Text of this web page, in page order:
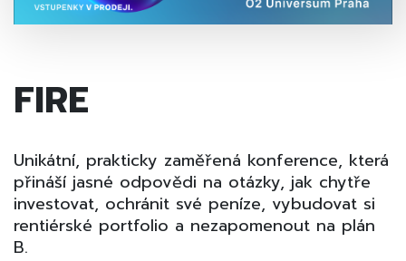
FIRE
Unikátní, prakticky zaměřená konference, která
přináší jasné odpovědi na otázky, jak chytře
investovat, ochránit své peníze, vybudovat si
rentiérské portfolio a nezapomenout na plán
B.